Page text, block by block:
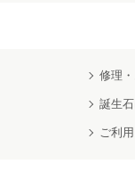
修理
誕生
ご利